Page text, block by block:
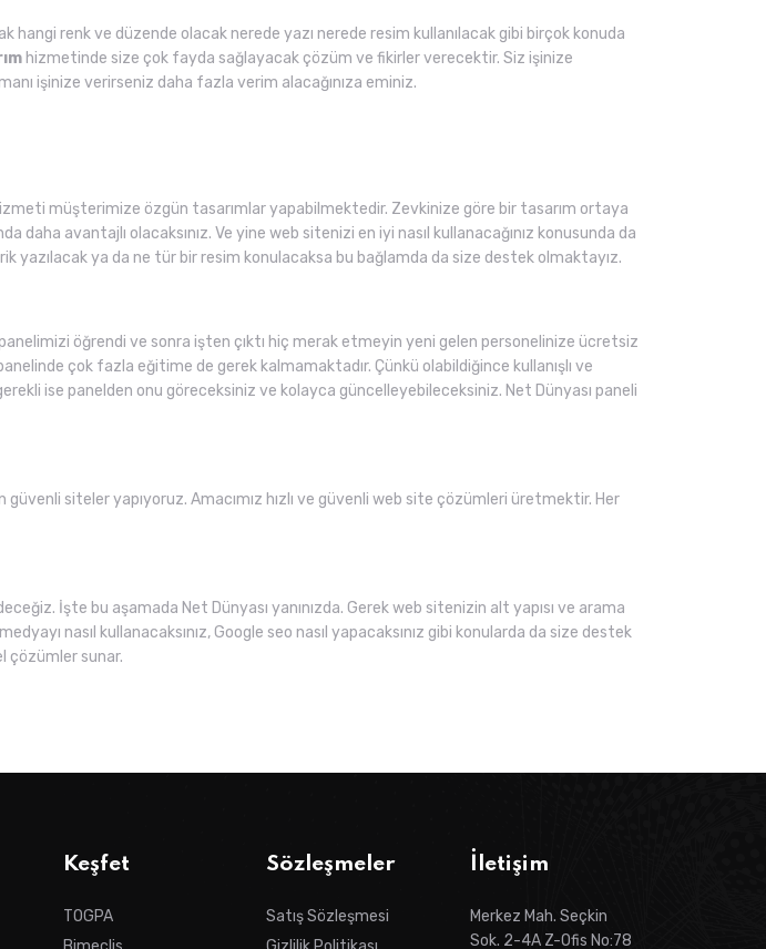
renk ve düzende olacak nerede yazı nerede resim kullanılacak gibi birçok konuda
hizmetinde size çok fayda sağlayacak çözüm ve fikirler verecektir. Siz işinize
işinize verirseniz daha fazla verim alacağınıza eminiz.
müşterimize özgün tasarımlar yapabilmektedir. Zevkinize göre bir tasarım ortaya
avantajlı olacaksınız. Ve yine web sitenizi en iyi nasıl kullanacağınız konusunda da
yazılacak ya da ne tür bir resim konulacaksa bu bağlamda da size destek olmaktayız.
öğrendi ve sonra işten çıktı hiç merak etmeyin yeni gelen personelinize ücretsiz
çok fazla eğitime de gerek kalmamaktadır. Çünkü olabildiğince kullanışlı ve
ise panelden onu göreceksiniz ve kolayca güncelleyebileceksiniz. Net Dünyası paneli
siteler yapıyoruz. Amacımız hızlı ve güvenli web site çözümleri üretmektir. Her
İşte bu aşamada Net Dünyası yanınızda. Gerek web sitenizin alt yapısı ve arama
nasıl kullanacaksınız, Google seo nasıl yapacaksınız gibi konularda da size destek
çözümler sunar.
Keşfet
TOGPA
Sözleşmeler
Satış Sözleşmesi
İletişim
Merkez Mah. Seçkin
Sok. 2-4A Z-Ofis No:78